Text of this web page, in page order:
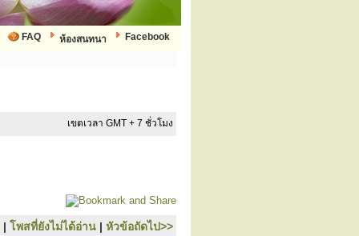
Facebook
ห้องสนทนา
FAQ
เขตเวลา GMT + 7 ชั่วโมง
| โพสที่ยังไม่ได้อ่าน | หัวข้อถัดไป>>